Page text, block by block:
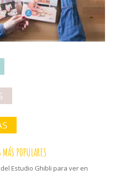
POPULARES
del Estudio Ghibli para ver en